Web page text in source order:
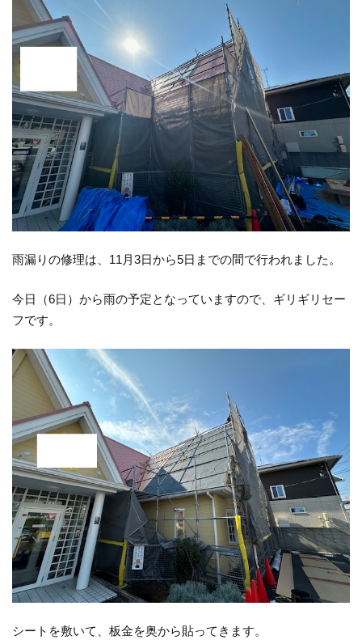
雨漏りの修理は、11月3日から5日までの間で行われました。
今日（6日）から雨の予定となっていますので、ギリギリセー
フです。
シートを敷いて、板金を奥から貼ってきます。